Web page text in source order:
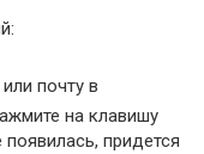
почту в
на клавишу
придется